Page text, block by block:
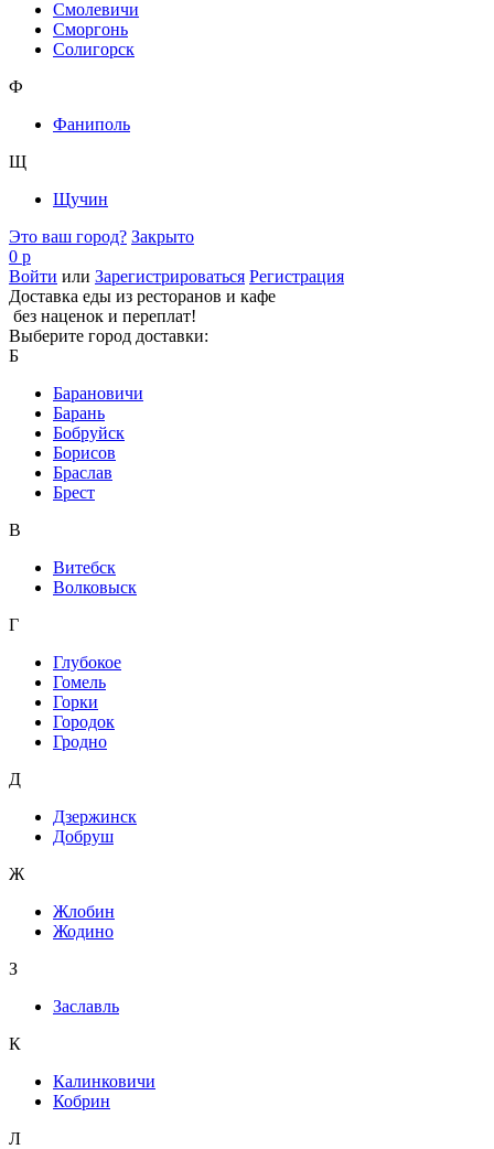
Смолевичи
Сморгонь
Солигорск
Ф
Фаниполь
Щ
Щучин
Это ваш город? Закрыто
0 р
Войти или Зарегистрироваться Регистрация
Доставка еды из ресторанов и кафе
без наценок и переплат!
Выберите город доставки:
Б
Барановичи
Барань
Бобруйск
Борисов
Браслав
Брест
В
Витебск
Волковыск
Г
Глубокое
Гомель
Горки
Городок
Гродно
Д
Дзержинск
Добруш
Ж
Жлобин
Жодино
З
Заславль
К
Калинковичи
Кобрин
Л